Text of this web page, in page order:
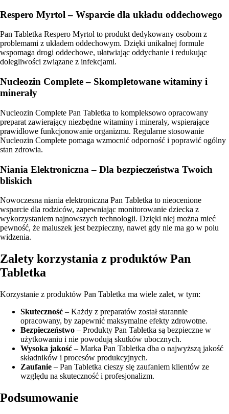
Respero Myrtol – Wsparcie dla układu oddechowego
Pan Tabletka Respero Myrtol to produkt dedykowany osobom z
problemami z układem oddechowym. Dzięki unikalnej formule
wspomaga drogi oddechowe, ułatwiając oddychanie i redukując
dolegliwości związane z infekcjami.
Nucleozin Complete – Skompletowane witaminy i
minerały
Nucleozin Complete Pan Tabletka to kompleksowo opracowany
preparat zawierający niezbędne witaminy i minerały, wspierające
prawidłowe funkcjonowanie organizmu. Regularne stosowanie
Nucleozin Complete pomaga wzmocnić odporność i poprawić ogólny
stan zdrowia.
Niania Elektroniczna – Dla bezpieczeństwa Twoich
bliskich
Nowoczesna niania elektroniczna Pan Tabletka to nieocenione
wsparcie dla rodziców, zapewniając monitorowanie dziecka z
wykorzystaniem najnowszych technologii. Dzięki niej można mieć
pewność, że maluszek jest bezpieczny, nawet gdy nie ma go w polu
widzenia.
Zalety korzystania z produktów Pan
Tabletka
Korzystanie z produktów Pan Tabletka ma wiele zalet, w tym:
Skuteczność – Każdy z preparatów został starannie
opracowany, by zapewnić maksymalne efekty zdrowotne.
Bezpieczeństwo – Produkty Pan Tabletka są bezpieczne w
użytkowaniu i nie powodują skutków ubocznych.
Wysoka jakość – Marka Pan Tabletka dba o najwyższą jakość
składników i procesów produkcyjnych.
Zaufanie – Pan Tabletka cieszy się zaufaniem klientów ze
względu na skuteczność i profesjonalizm.
Podsumowanie